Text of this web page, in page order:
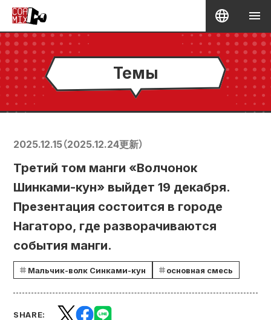
Темы
2025.12.15（2025.12.24更新）
Третий том манги «Волчонок
Шинками-кун» выйдет 19 декабря.
Презентация состоится в городе
Нагаторо, где разворачиваются
события манги.
Мальчик-волк Синками-кун основная смесь
SHARE: